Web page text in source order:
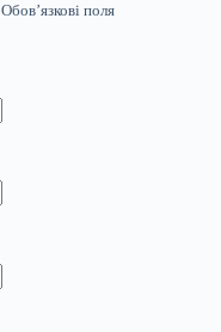
Обов’язкові поля